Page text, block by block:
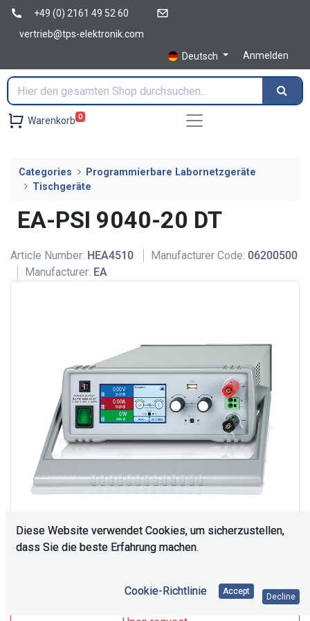
+49 (0) 2161 49 52 60
vertrieb@tps-elektronik.com
Deutsch
Anmelden
Warenkorb 0
Categories
Programmierbare Labornetzgeräte
Tischgeräte
EA-PSI 9040-20 DT
Article Number: HEA4510 Manufacturer Code: 06200500
Manufacturer: EA
Diese Website verwendet Cookies, um sicherzustellen,
dass Sie die beste Erfahrung machen.
Cookie-Richtlinie Accept
Decline